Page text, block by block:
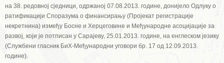
на 38. редовној сједници, одржаној 07.08.2013. године, донијело Одлуку о
ратификацији Споразума о финансирању (Пројекат регистрације
некретнина) између Босне и Херцеговине и Међународне асоцијације за
развој, који је потписан у Сарајеву, 25.01.2013. године, на енглеском језику
(Службени гласник БиХ-Међународни уговори бр. 17 од 12.09.2013.
године).